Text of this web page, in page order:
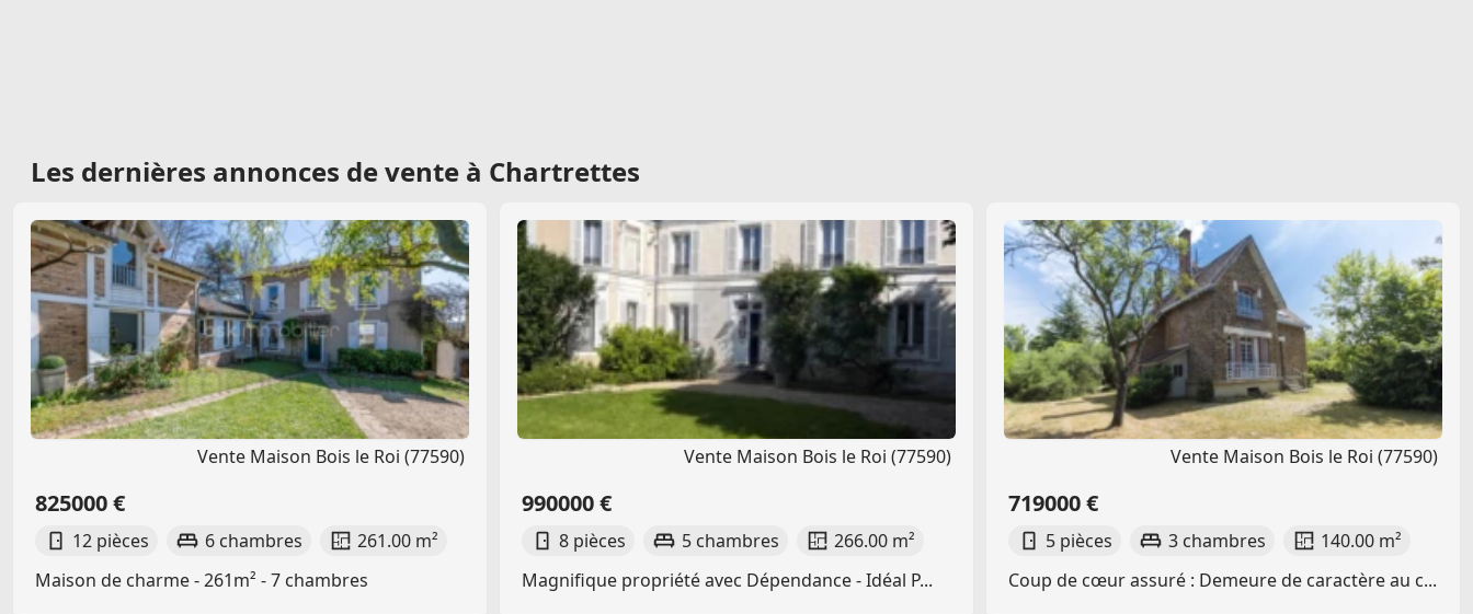
Les dernières annonces de vente à Chartrettes
Vente Maison Bois le Roi (77590)
825000 €
12 pièces 6 chambres
261.00 m²
Maison de charme - 261m² - 7 chambres
Vente Maison Bois le Roi (77590)
990000 €
8 pièces 5 chambres
266.00 m²
Magnifique propriété avec Dépendance - Idéal P...
Vente Maison Bois le Roi (77590)
719000 €
5 pièces 3 chambres
140.00 m²
Coup de cœur assuré : Demeure de caractère au c...